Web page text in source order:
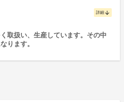
詳細 arrow_downward
取扱い、生産しています。その中
ります。